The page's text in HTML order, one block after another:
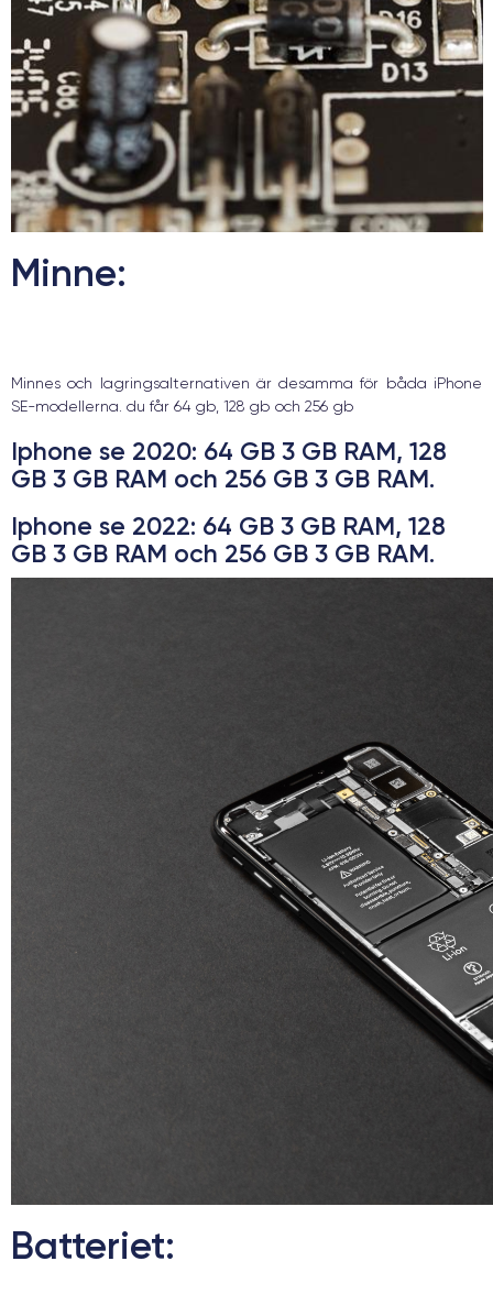
Minne:
Minnes och lagringsalternativen är desamma för båda iPhone
SE-modellerna. du får 64 gb, 128 gb och 256 gb
Iphone se 2020: 64 GB 3 GB RAM, 128
GB 3 GB RAM och 256 GB 3 GB RAM.
Iphone se 2022: 64 GB 3 GB RAM, 128
GB 3 GB RAM och 256 GB 3 GB RAM.
Batteriet: